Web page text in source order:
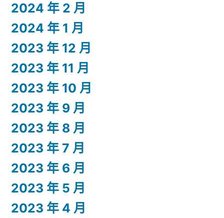
2024 年 2 月
2024 年 1 月
2023 年 12 月
2023 年 11 月
2023 年 10 月
2023 年 9 月
2023 年 8 月
2023 年 7 月
2023 年 6 月
2023 年 5 月
2023 年 4 月